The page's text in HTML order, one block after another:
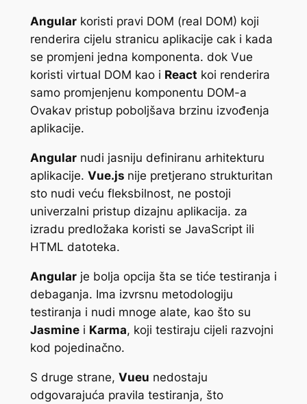
Angularkoristi pravi DOM (real DOM) koji
renderira cijelu stranicu aplikacije cak i kada
se promjeni jedna komponenta. dok Vue
koristi virtual DOM kao i React koi renderira
samo promjenjenu komponentu DOM-a
Ovakav pristup poboljšava brzinu izvođenja
aplikacije.
Angularnudi jasniju definiranu arhitekturu
aplikacije. Vue.js nije pretjerano strukturitan
sto nudi veću fleksbilnost, ne postoji
univerzalni pristup dizajnu aplikacija. za
izradu predložaka koristi se JavaScript ili
HTML datoteka.
Angularje bolja opcija šta se tiće testiranja i
debaganja. Ima izvrsnu metodologiju
testiranja i nudi mnoge alate, kao što su
Jasminei Karma, koji testiraju cijeli razvojni
kod pojedinačno.
S druge strane, Vueu nedostaju
odgovarajuća pravila testiranja, što